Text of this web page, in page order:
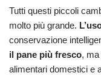
Tutti questi piccoli
molto più grande.
conservazione
il pane più fresco,
alimentari domestici e